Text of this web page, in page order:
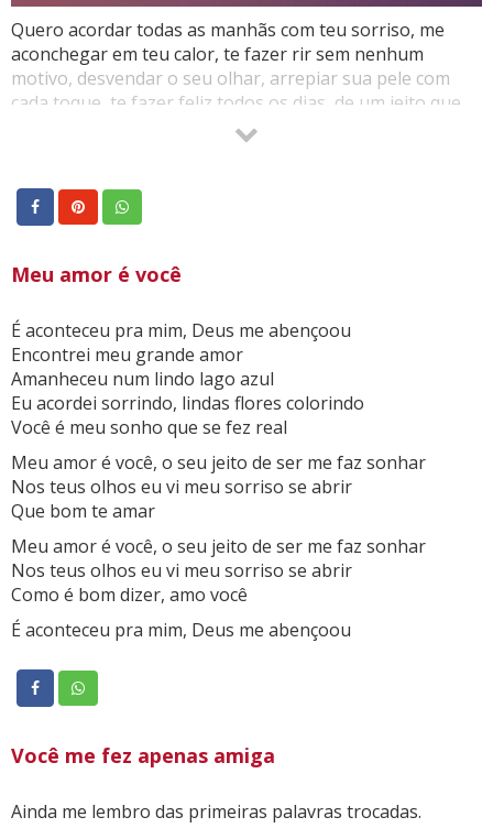
Quero acordar todas as manhãs com teu sorriso, me
aconchegar em teu calor, te fazer rir sem nenhum
motivo, desvendar o seu olhar, arrepiar sua pele com
cada toque, te fazer feliz todos os dias, de um jeito que
Meu amor é você
É aconteceu pra mim, Deus me abençoou
Encontrei meu grande amor
Amanheceu num lindo lago azul
Eu acordei sorrindo, lindas flores colorindo
Você é meu sonho que se fez real
Meu amor é você, o seu jeito de ser me faz sonhar
Nos teus olhos eu vi meu sorriso se abrir
Que bom te amar
Meu amor é você, o seu jeito de ser me faz sonhar
Nos teus olhos eu vi meu sorriso se abrir
Como é bom dizer, amo você
É aconteceu pra mim, Deus me abençoou
Você me fez apenas amiga
Ainda me lembro das primeiras palavras trocadas.